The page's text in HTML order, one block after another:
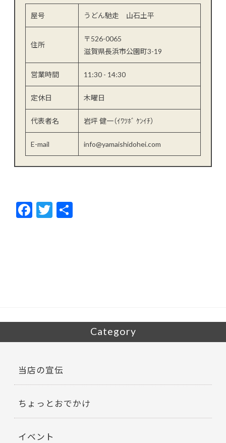
屋号 うどん馳走 山石土平
住所
〒526-0065
滋賀県長浜市公園町3-19
営業時間 11:30 - 14:30
定休日 木曜日
代表者名 岩坪 健一（ｲﾜﾂﾎﾞ ｹﾝｲﾁ）
E-mail info@yamaishidohei.com
F
ac
T
w
Category
当店の宣伝
ちょっとおでかけ
イベント